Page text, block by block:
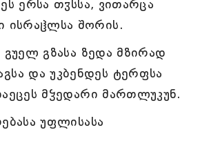
ერსა თჳსსა, ვითარცა
ისრაჱლსა შორის.
გზასა ზედა მზირად
და უკბენდეს ტერფსა
მჴედარი მართლუკუნ.
უფლისასა